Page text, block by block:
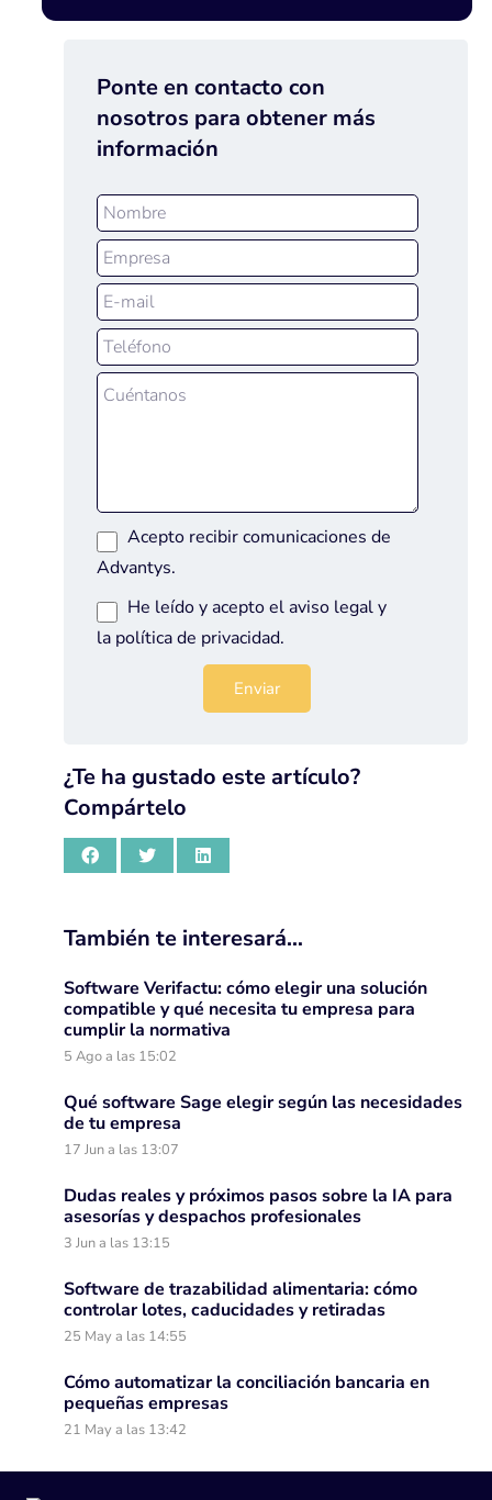
Ponte en contacto con
nosotros para obtener más
información
Acepto recibir comunicaciones de
Advantys.
He leído y acepto el aviso legaly
la política de privacidad.
¿Te ha gustado este artículo?
Compártelo
También te interesará…
Software Verifactu: cómo elegir una solución
compatible y qué necesita tu empresa para
cumplir la normativa
5 Ago a las 15:02
Qué software Sage elegir según las necesidades
de tu empresa
17 Jun a las 13:07
Dudas reales y próximos pasos sobre la IA para
asesorías y despachos profesionales
3 Jun a las 13:15
Software de trazabilidad alimentaria: cómo
controlar lotes, caducidades y retiradas
25 May a las 14:55
Cómo automatizar la conciliación bancaria en
pequeñas empresas
21 May a las 13:42